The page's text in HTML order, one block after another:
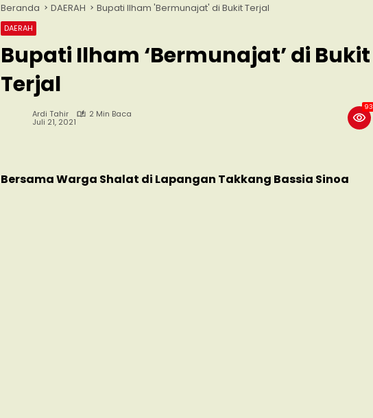
Beranda DAERAH Bupati Ilham 'Bermunajat' di Bukit Terjal
DAERAH
Bupati Ilham ‘Bermunajat’ di Bukit
Terjal
Ardi Tahir 2 Min Baca
Juli 21, 2021
93
Bersama Warga Shalat di Lapangan Takkang Bassia Sinoa